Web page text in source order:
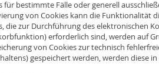
für bestimmte Fälle oder generell
von Cookies kann die Funktionalität
die zur Durchführung des elektronischen
erforderlich sind, werden auf
von Cookies zur technisch
gespeichert werden, werden diese